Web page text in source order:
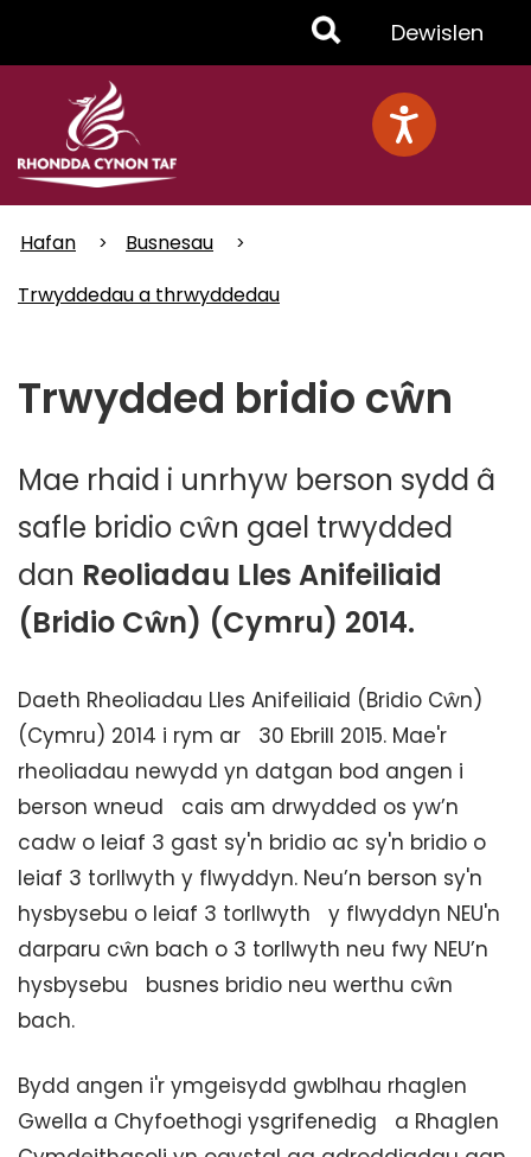
Toggle
Menu
Dewislen
Hafan
Busnesau
Trwyddedau a thrwyddedau
Trwydded bridio cŵn
Mae rhaid i unrhyw berson sydd â
safle bridio cŵn gael trwydded
dan Reoliadau Lles Anifeiliaid
(Bridio Cŵn) (Cymru) 2014.
Daeth Rheoliadau Lles Anifeiliaid (Bridio Cŵn)
(Cymru) 2014 i rym ar 30 Ebrill 2015. Mae'r
rheoliadau newydd yn datgan bod angen i
berson wneud cais am drwydded os yw’n
cadw o leiaf 3 gast sy'n bridio ac sy'n bridio o
leiaf 3 torllwyth y flwyddyn. Neu’n berson sy'n
hysbysebu o leiaf 3 torllwyth y flwyddyn NEU'n
darparu cŵn bach o 3 torllwyth neu fwy NEU’n
hysbysebu busnes bridio neu werthu cŵn
bach.
Bydd angen i'r ymgeisydd gwblhau rhaglen
Gwella a Chyfoethogi ysgrifenedig a Rhaglen